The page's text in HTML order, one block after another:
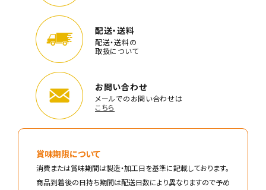
配送・送料
配送・送料の
取扱について
お問い合わせ
メールでのお問い合わせは
こちら
賞味期限について
消費または賞味期間は製造・加工日を基準に記載しております。
商品到着後の日持ち期間は配送日数により異なりますので予め